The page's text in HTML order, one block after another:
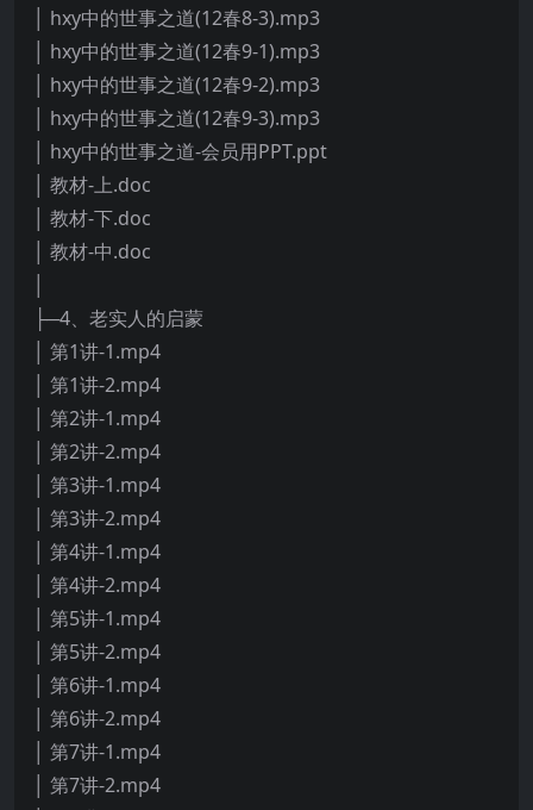
│ hxy中的世事之道(12春8-3).mp3
│ hxy中的世事之道(12春9-1).mp3
│ hxy中的世事之道(12春9-2).mp3
│ hxy中的世事之道(12春9-3).mp3
│ hxy中的世事之道-会员用PPT.ppt
│ 教材-上.doc
│ 教材-下.doc
│ 教材-中.doc
├─4、老实人的启蒙
│ 第1讲-1.mp4
│ 第1讲-2.mp4
│ 第2讲-1.mp4
│ 第2讲-2.mp4
│ 第3讲-1.mp4
│ 第3讲-2.mp4
│ 第4讲-1.mp4
│ 第4讲-2.mp4
│ 第5讲-1.mp4
│ 第5讲-2.mp4
│ 第6讲-1.mp4
│ 第6讲-2.mp4
│ 第7讲-1.mp4
│ 第7讲-2.mp4